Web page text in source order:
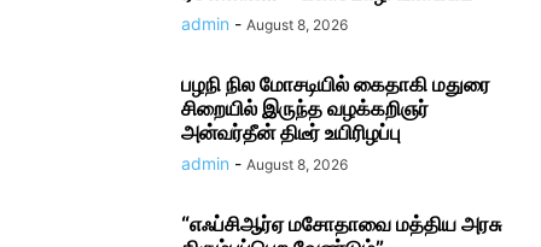
admin - August 8, 2026
பழநி நில மோசடியில் கைதாகி மதுரை
சிறையில் இருந்த வழக்கறிஞர்
அன்வர்தீன் திடீர் உயிரிழப்பு
admin - August 8, 2026
“எஃப்சிஆர்ஏ மசோதாவை மத்திய அரசு